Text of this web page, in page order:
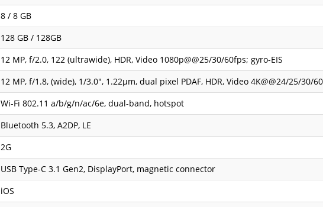
8 / 8 GB
128 GB / 128GB
12 MP, f/2.0, 122 (ultrawide), HDR, Video 1080p@@25/30/60fps; gyro-EIS
12 MP, f/1.8, (wide), 1/3.0", 1.22µm, dual pixel PDAF, HDR, Video 4K@@24/25/30/
Wi-Fi 802.11 a/b/g/n/ac/6e, dual-band, hotspot
Bluetooth 5.3, A2DP, LE
2G
USB Type-C 3.1 Gen2, DisplayPort, magnetic connector
iOS